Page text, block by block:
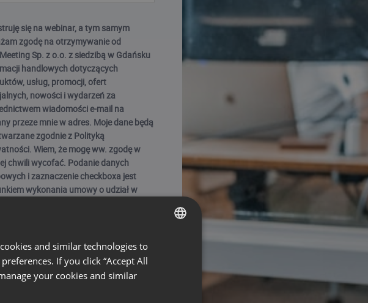
się na webinar, a tym samym
zgodę na otrzymywanie od
Sp. z o.o. z siedzibą w Gdańsku
handlowych dotyczących
usług, promocji, ofert
nowości i wydarzeń za
wiadomości e-mail na
przeze mnie w adres. Moje dane będą
zgodnie z Polityką
Wiem, że mogę ww. zgodę w
chwili wycofać. Podanie danych
i zaznaczenie checkboxa jest
wykonania umowy o udział w
ENGLISH
FRENCH
and similar technologies to
If you click “Accept All
your cookies and similar